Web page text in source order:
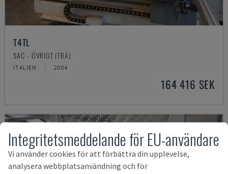
T4TL
SAC - ÖVRIGT (TRÄ)
ITALIEN 2004
164 416 SEK
Integritetsmeddelande för EU-användare
Vi använder cookies för att förbättra din upplevelse,
analysera webbplatsanvändning och för